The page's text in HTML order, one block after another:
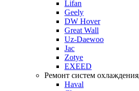
Lifan
Geely
DW Hover
Great Wall
Uz-Daewoo
Jac
Zotye
EXEED
Ремонт систем охлаждения
Haval